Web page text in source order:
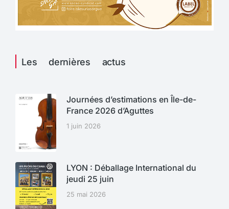
Les dernières actus
Journées d’estimations en Île-de-
France 2026 d’Aguttes
1 juin 2026
LYON : Déballage International du
jeudi 25 juin
25 mai 2026